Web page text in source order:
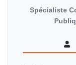
Spécialiste